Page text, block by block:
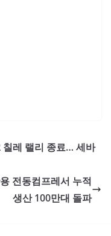
칠레 랠리 종료… 세바
전동컴프레서 누적
생산 100만대 돌파